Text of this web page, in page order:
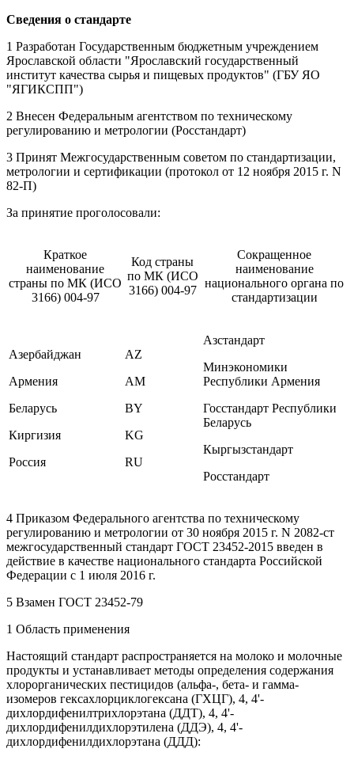
Сведения о стандарте
1 Разработан Государственным бюджетным учреждением
Ярославской области "Ярославский государственный
институт качества сырья и пищевых продуктов" (ГБУ ЯО
"ЯГИКСПП")
2 Внесен Федеральным агентством по техническому
регулированию и метрологии (Росстандарт)
3 Принят Межгосударственным советом по стандартизации,
метрологии и сертификации (протокол от 12 ноября 2015 г. N
82-П)
За принятие проголосовали:
Краткое
наименование
страны по МК (ИСО
3166) 004-97
Код страны
по МК (ИСО
3166) 004-97
Сокращенное
наименование
национального органа по
стандартизации
Азербайджан
Армения
Беларусь
Киргизия
Россия
AZ
AM
BY
KG
RU
Азстандарт
Минэкономики
Республики Армения
Госстандарт Республики
Беларусь
Кыргызстандарт
Росстандарт
4 Приказом Федерального агентства по техническому
регулированию и метрологии от 30 ноября 2015 г. N 2082-ст
межгосударственный стандарт ГОСТ 23452-2015 введен в
действие в качестве национального стандарта Российской
Федерации с 1 июля 2016 г.
5 Взамен ГОСТ 23452-79
1 Область применения
Настоящий стандарт распространяется на молоко и молочные
продукты и устанавливает методы определения содержания
хлорорганических пестицидов (альфа-, бета- и гамма-
изомеров гексахлорциклогексана (ГХЦГ), 4, 4'-
дихлордифенилтрихлорэтана (ДДТ), 4, 4'-
дихлордифенилдихлорэтилена (ДДЭ), 4, 4'-
дихлордифенилдихлорэтана (ДДД):